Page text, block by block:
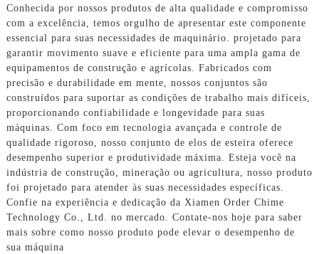
Conhecida por nossos produtos de alta qualidade e compromisso
com a excelência, temos orgulho de apresentar este componente
essencial para suas necessidades de maquinário. projetado para
garantir movimento suave e eficiente para uma ampla gama de
equipamentos de construção e agrícolas. Fabricados com
precisão e durabilidade em mente, nossos conjuntos são
construídos para suportar as condições de trabalho mais difíceis,
proporcionando confiabilidade e longevidade para suas
máquinas. Com foco em tecnologia avançada e controle de
qualidade rigoroso, nosso conjunto de elos de esteira oferece
desempenho superior e produtividade máxima. Esteja você na
indústria de construção, mineração ou agricultura, nosso produto
foi projetado para atender às suas necessidades específicas.
Confie na experiência e dedicação da Xiamen Order Chime
Technology Co., Ltd. no mercado. Contate-nos hoje para saber
mais sobre como nosso produto pode elevar o desempenho de
sua máquina